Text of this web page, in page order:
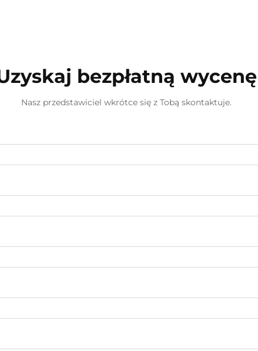
bezpłatną wycenę
Nasz przedstawiciel wkrótce się z Tobą skontaktuje.